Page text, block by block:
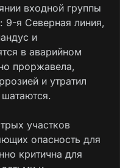
входной группы
9-я Северная линия,
и
в аварийном
проржавела,
и утратил
шатаются.
участков
опасность для
критична для